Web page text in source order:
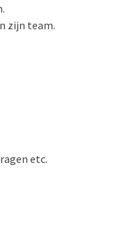
zijn team.
etc.